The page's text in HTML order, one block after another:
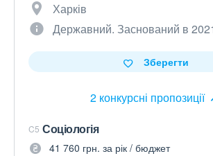
Харків
Державний. Заснований в
2 конкурсні пропозиції
Зберегти
C5 Соціологія
41 760 грн. за рік / бюджет